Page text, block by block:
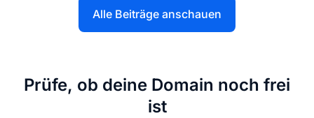
Alle Beiträge anschauen
Prüfe, ob deine Domain noch frei
ist